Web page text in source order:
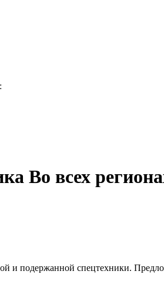
Во всех
и подержанной спецтехники.